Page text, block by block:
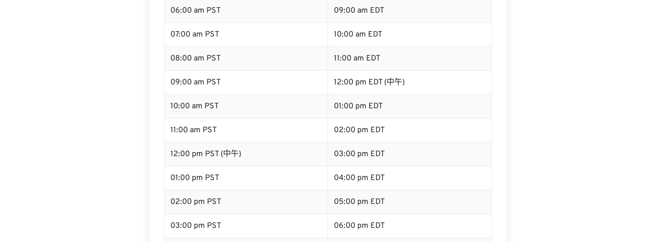
06:00 am PST 09:00 am EDT
07:00 am PST 10:00 am EDT
08:00 am PST 11:00 am EDT
09:00 am PST 12:00 pm EDT (中午)
10:00 am PST 01:00 pm EDT
11:00 am PST 02:00 pm EDT
12:00 pm PST (中午) 03:00 pm EDT
01:00 pm PST 04:00 pm EDT
02:00 pm PST 05:00 pm EDT
03:00 pm PST 06:00 pm EDT